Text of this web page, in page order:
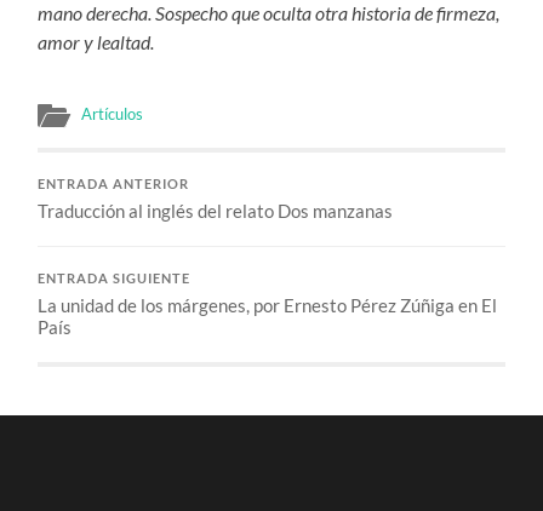
mano derecha. Sospecho que oculta otra historia de firmeza,
amor y lealtad.
Artículos
ENTRADA ANTERIOR
Traducción al inglés del relato Dos manzanas
ENTRADA SIGUIENTE
La unidad de los márgenes, por Ernesto Pérez Zúñiga en El
País